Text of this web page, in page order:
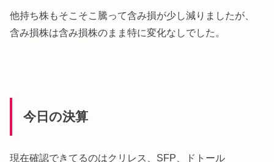
他持ち株もそこそこ騰って含み損が少し減りましたが、
含み損株は含み損株のまま特に変化なしでした。
今日の決算
現在確認できてるのはクリレス、SFP、ドトール